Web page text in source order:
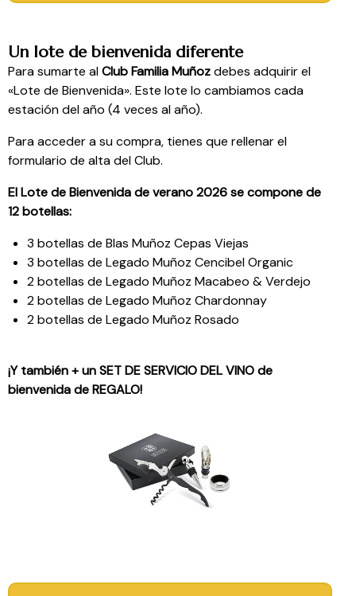
Un lote de bienvenida diferente
Para sumarte alClub Familia Muñozdebes adquirir el
«Lote de Bienvenida». Este lote lo cambiamos cada
estación del año (4 veces al año).
Para acceder a su compra, tienes que rellenar el
formulario de alta del Club.
El Lote de Bienvenida de verano 2026 se compone de
12 botellas:
3 botellas de Blas Muñoz Cepas Viejas
3 botellas de Legado Muñoz Cencibel Organic
2 botellas de Legado Muñoz Macabeo & Verdejo
2 botellas de Legado Muñoz Chardonnay
2 botellas de Legado Muñoz Rosado
¡Y también + un SET DE SERVICIO DEL VINO de
bienvenida de REGALO!